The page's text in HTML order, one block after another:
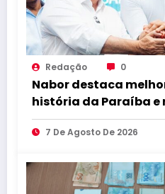
Redação 0
Nabor destaca
história da Paraíba e
compromisso com
qualidade
7 De Agosto De 2026